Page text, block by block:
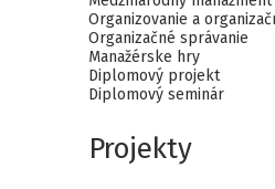
Organizovanie a
Organizačné správanie
Manažérske hry
Diplomový projekt
Diplomový seminár
Projekty